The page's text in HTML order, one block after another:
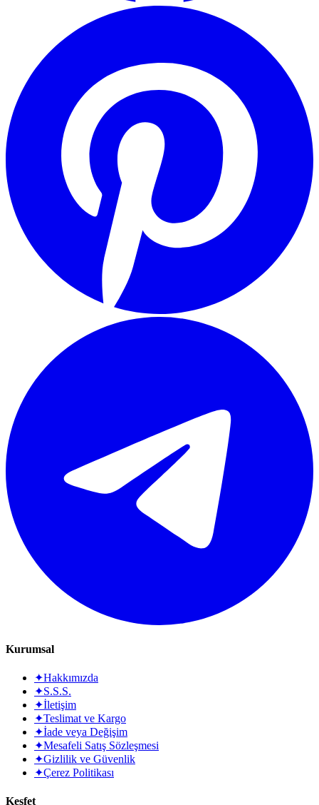
Kurumsal
✦Hakkımızda
✦S.S.S.
✦İletişim
✦Teslimat ve Kargo
✦İade veya Değişim
✦Mesafeli Satış Sözleşmesi
✦Gizlilik ve Güvenlik
✦Çerez Politikası
Keşfet